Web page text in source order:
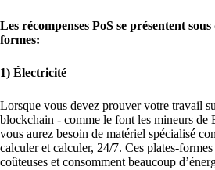
Les récompenses PoS se présentent sous
formes:
1) Électricité
Lorsque vous devez prouver votre travail
blockchain - comme le font les mineurs de
vous aurez besoin de matériel spécialisé
calculer et calculer, 24/7. Ces plates-formes
coûteuses et consomment beaucoup